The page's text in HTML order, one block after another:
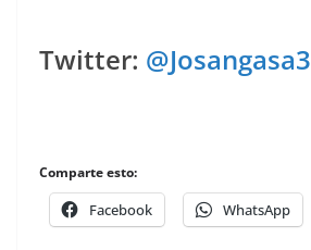
Twitter: @Josangasa3
Comparte esto:
Facebook WhatsApp